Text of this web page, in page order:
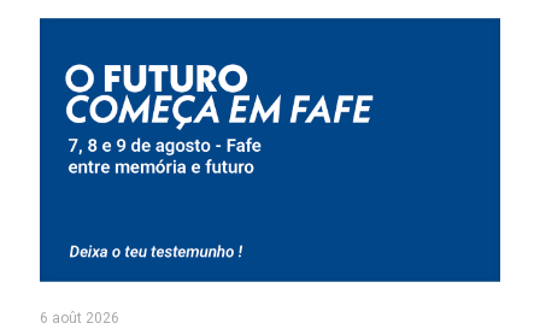
6 août 2026